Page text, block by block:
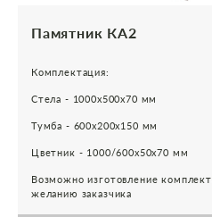
Памятник КА2
Комплектация:
Стела - 1000х500х70 мм
Тумба - 600х200х150 мм
Цветник - 1000/600х50х70 мм
Возможно изготовление
желанию заказчика